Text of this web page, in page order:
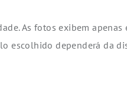
As fotos exibem
escolhido dependerá da